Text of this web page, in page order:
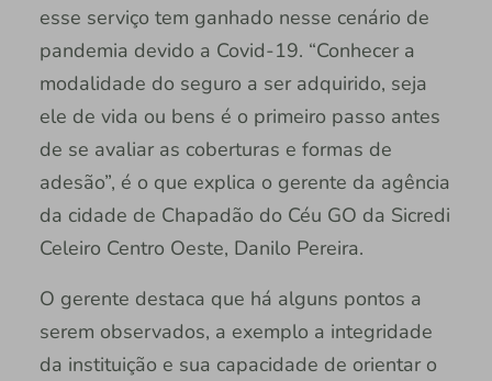
esse serviço tem ganhado nesse cenário de
pandemia devido a Covid-19. “Conhecer a
modalidade do seguro a ser adquirido, seja
ele de vida ou bens é o primeiro passo antes
de se avaliar as coberturas e formas de
adesão”, é o que explica o gerente da agência
da cidade de Chapadão do Céu GO da Sicredi
Celeiro Centro Oeste, Danilo Pereira.
O gerente destaca que há alguns pontos a
serem observados, a exemplo a integridade
da instituição e sua capacidade de orientar o